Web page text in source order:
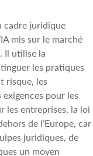
cadre juridique
mis sur le marché
Il utilise la
les pratiques
risque, les
pour les
les entreprises, la loi
de l’Europe, car
juridiques, de
un moyen